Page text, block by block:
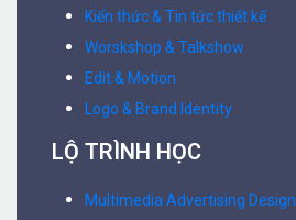
Kiến thức & Tin tức thiết kế
Worskshop & Talkshow
Edit & Motion
Logo & Brand Identity
LỘ TRÌNH HỌC
Multimedia Advertising Design